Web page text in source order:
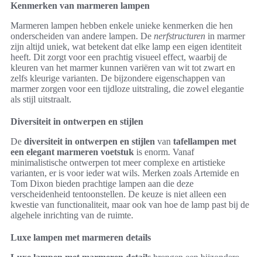
Kenmerken van marmeren lampen
Marmeren lampen hebben enkele unieke kenmerken die hen
onderscheiden van andere lampen. De nerfstructuren in marmer
zijn altijd uniek, wat betekent dat elke lamp een eigen identiteit
heeft. Dit zorgt voor een prachtig visueel effect, waarbij de
kleuren van het marmer kunnen variëren van wit tot zwart en
zelfs kleurige varianten. De bijzondere eigenschappen van
marmer zorgen voor een tijdloze uitstraling, die zowel elegantie
als stijl uitstraalt.
Diversiteit in ontwerpen en stijlen
De diversiteit in ontwerpen en stijlen van tafellampen met
een elegant marmeren voetstuk is enorm. Vanaf
minimalistische ontwerpen tot meer complexe en artistieke
varianten, er is voor ieder wat wils. Merken zoals Artemide en
Tom Dixon bieden prachtige lampen aan die deze
verscheidenheid tentoonstellen. De keuze is niet alleen een
kwestie van functionaliteit, maar ook van hoe de lamp past bij de
algehele inrichting van de ruimte.
Luxe lampen met marmeren details